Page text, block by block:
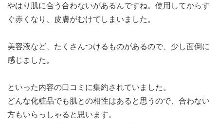
やはり肌に合う合わないがあるんですね。使用してからす
ぐ赤くなり、皮膚がむけてしまいました。
美容液など、たくさんつけるものがあるので、少し面倒に
感じました。
といった内容の口コミに集約されていました。
どんな化粧品でも肌との相性はあると思うので、合わない
方もいらっしゃると思います。